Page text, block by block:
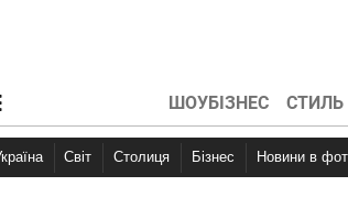
ШОУБІЗНЕС СТИЛЬ
Україна Світ Столиця Бізнес Новини в